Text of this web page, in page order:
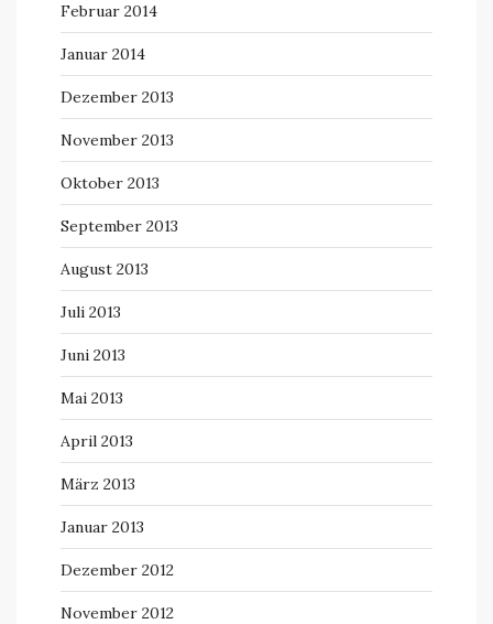
Februar 2014
Januar 2014
Dezember 2013
November 2013
Oktober 2013
September 2013
August 2013
Juli 2013
Juni 2013
Mai 2013
April 2013
März 2013
Januar 2013
Dezember 2012
November 2012